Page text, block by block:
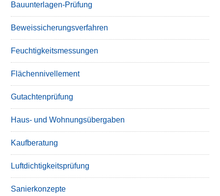
Bauunterlagen-Prüfung
Beweissicherungsverfahren
Feuchtigkeitsmessungen
Flächennivellement
Gutachtenprüfung
Haus- und Wohnungsübergaben
Kaufberatung
Luftdichtigkeitsprüfung
Sanierkonzepte